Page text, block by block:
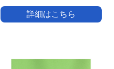
詳細はこちら